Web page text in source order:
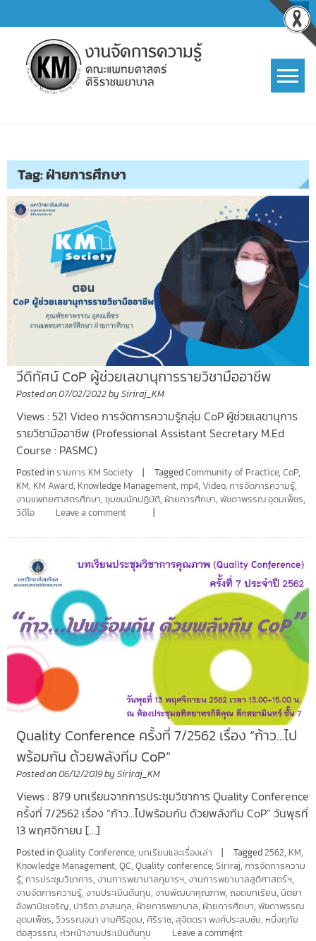
to
content
Tag:ฝ่ายการศึกษา
วีดิทัศน์ CoP ผู้ช่วยเลขานุการรายวิชามืออาชีพ
Posted on07/02/2022by Siriraj_KM
Views : 521 Video การจัดการความรู้กลุ่ม CoP ผู้ช่วยเลขานุการ
รายวิชามืออาชีพ (Professional Assistant Secretary M.Ed
Course : PASMC)
Posted inรายการ KM Society TaggedCommunity of Practice, CoP,
KM, KM Award, Knowledge Management, mp4, Video, การจัดการความรู้,
งานแพทยศาสตรศึกษา, ชุมชนนักปฏิบัติ, ฝ่ายการศึกษา, พัชดาพรรณ อุดมเพ็ชร,
วิดีโอ
Leave a comment
Quality Conference ครั้งที่ 7/2562 เรื่อง “ก้าว…ไป
พร้อมกัน ด้วยพลังทีม CoP”
Posted on06/12/2019by Siriraj_KM
Views : 879 บทเรียนจากการประชุมวิชาการ Quality Conference
ครั้งที่ 7/2562 เรื่อง “ก้าว…ไปพร้อมกัน ด้วยพลังทีม CoP” วันพุธที่
13 พฤศจิกายน […]
Posted inQuality Conference, บทเรียนและเรื่องเล่า Tagged2562, KM,
Knowledge Management, QC, Quality conference, Siriraj, การจัดการความ
รู้, การประชุมวิชาการ, งานการพยาบาลกุมารฯ, งานการพยาบาลสูติศาสตร์ฯ,
งานจัดการความรู้, งานประเมินต้นทุน, งานพัฒนาคุณภาพ, ถอดบทเรียน, นิตยา
อังพานิชเจริญ, ปาริตา อาสนกุล, ฝ่ายการพยาบาล, ฝ่ายการศึกษา, พัชดาพรรณ
อุดมเพ็ชร, วิวรรณจนา งามศิริอุดม, ศิริราช, สุจิตตรา พงศ์ประสบชัย, หนึ่งฤทัย
ต่อสุวรรณ, หัวหน้างานประเมินต้นทุน Leave a comment